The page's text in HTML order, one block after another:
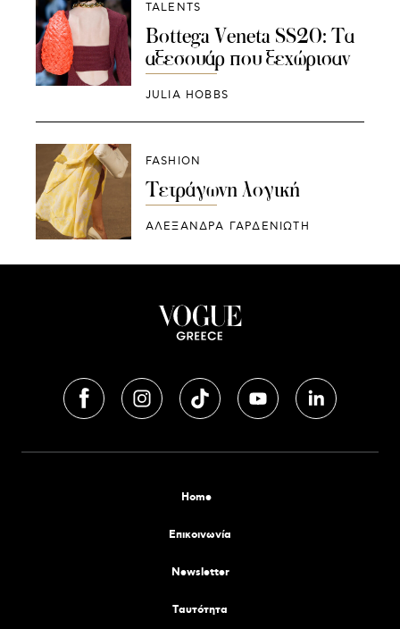
TALENTS
Bottega Veneta SS20: Τα
αξεσουάρ που ξεχώρισαν
JULIA HOBBS
FASHION
Τετράγωνη λογική
ΑΛΕΞΑΝΔΡΑ ΓΑΡΔΕΝΙΩΤΗ
Home
Επικοινωνία
Newsletter
Tαυτότητα